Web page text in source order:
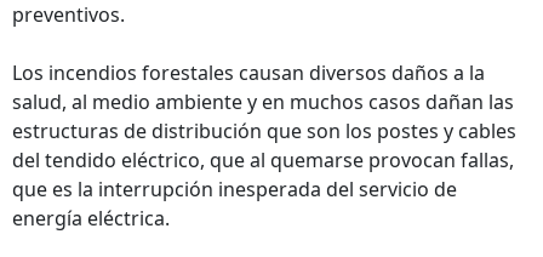
preventivos.
Los incendios forestales causan diversos daños a la
salud, al medio ambiente y en muchos casos dañan las
estructuras de distribución que son los postes y cables
del tendido eléctrico, que al quemarse provocan fallas,
que es la interrupción inesperada del servicio de
energía eléctrica.